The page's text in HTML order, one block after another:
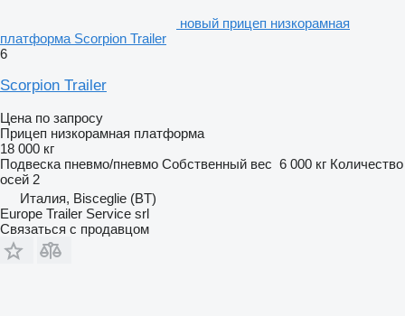
новый прицеп низкорамная
платформа Scorpion Trailer
6
Scorpion Trailer
Цена по запросу
Прицеп низкорамная платформа
18 000 кг
Подвеска пневмо/пневмо Собственный вес 6 000 кг Количество
осей 2
Италия, Bisceglie (BT)
Europe Trailer Service srl
Связаться с продавцом